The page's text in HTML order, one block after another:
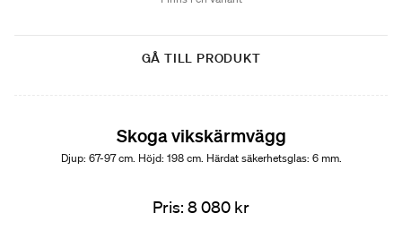
GÅ TILL PRODUKT
Skoga vikskärmvägg
Djup: 67-97 cm. Höjd: 198 cm. Härdat säkerhetsglas: 6 mm.
Pris: 8 080 kr